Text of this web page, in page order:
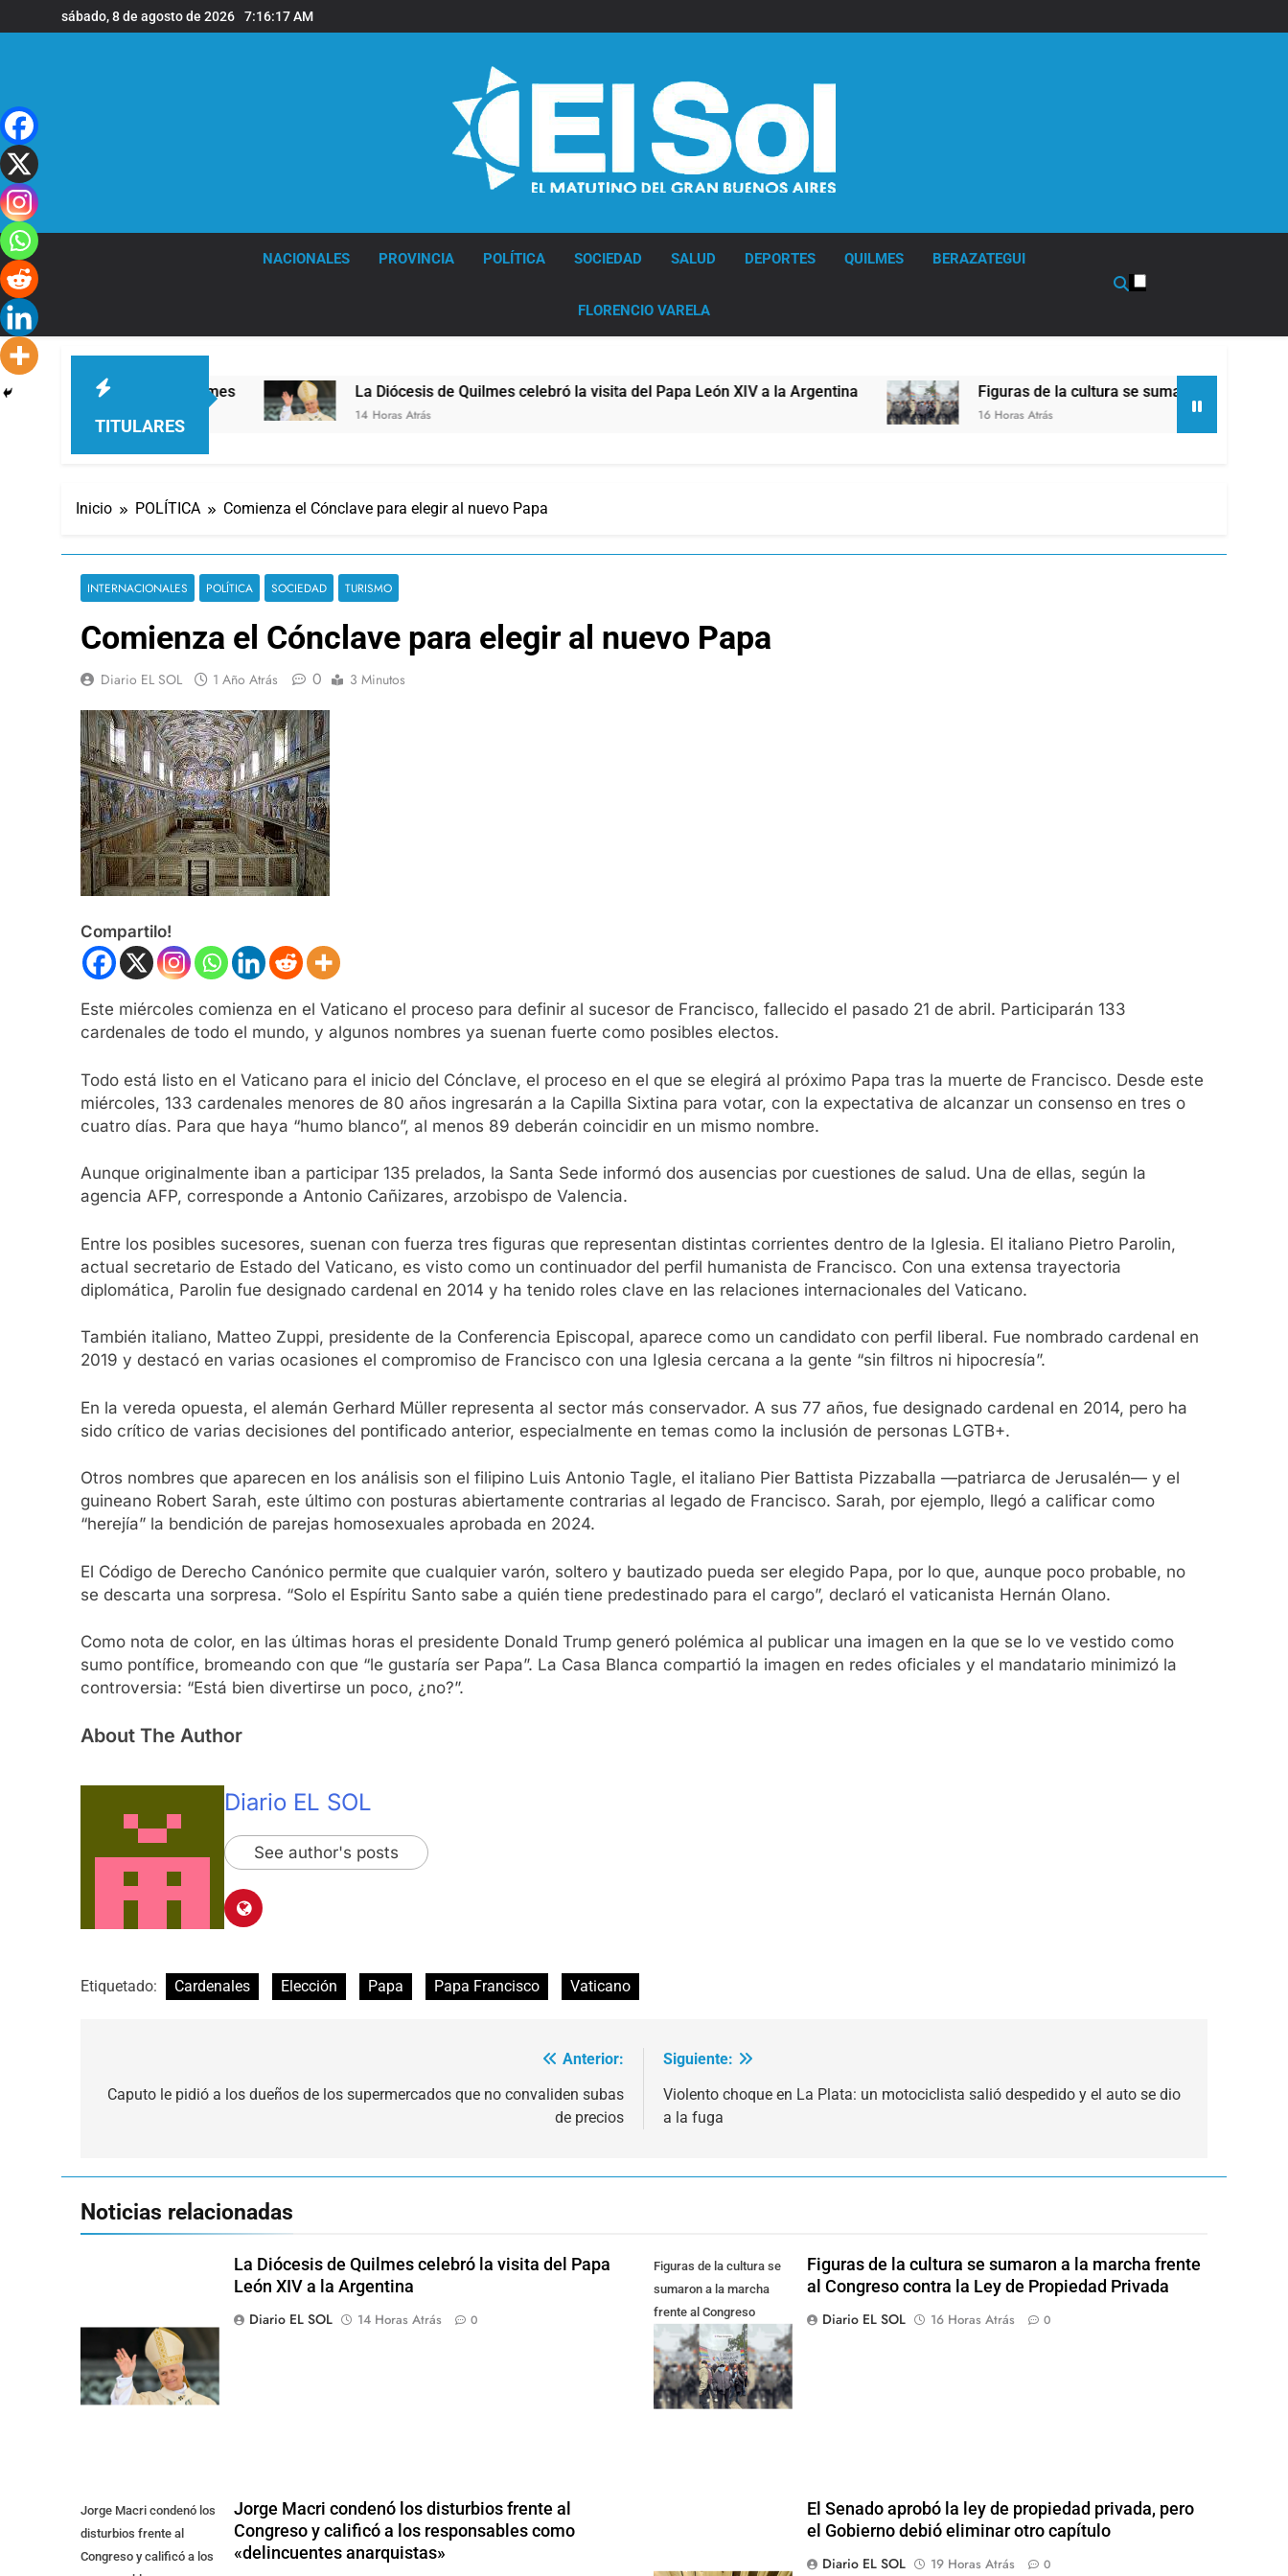
al
sábado, 8 de agosto de 2026 7:16:18 AM
NACIONALES PROVINCIA POLÍTICA SOCIEDAD SALUD DEPORTES QUILMES BERAZATEGUI
FLORENCIO VARELA
TITULARES
la sede de Quilmes La Diócesis de Quilmes celebró la visita del Papa León XIV a la Argentina
14 Horas Atrás
Figuras de la cultura se sumaron a la marcha frente al
16 Horas Atrás
Inicio POLÍTICA Comienza el Cónclave para elegir al nuevo Papa
INTERNACIONALES POLÍTICA SOCIEDAD TURISMO
Comienza el Cónclave para elegir al nuevo Papa
Diario EL SOL 1 Año Atrás 0 3 Minutos
Compartilo!
Este miércoles comienza en el Vaticano el proceso para definir al sucesor de Francisco, fallecido el pasado 21 de abril. Participarán 133
cardenales de todo el mundo, y algunos nombres ya suenan fuerte como posibles electos.
Todo está listo en el Vaticano para el inicio del Cónclave, el proceso en el que se elegirá al próximo Papa tras la muerte de Francisco. Desde este
miércoles, 133 cardenales menores de 80 años ingresarán a la Capilla Sixtina para votar, con la expectativa de alcanzar un consenso en tres o
cuatro días. Para que haya “humo blanco”, al menos 89 deberán coincidir en un mismo nombre.
Aunque originalmente iban a participar 135 prelados, la Santa Sede informó dos ausencias por cuestiones de salud. Una de ellas, según la
agencia AFP, corresponde a Antonio Cañizares, arzobispo de Valencia.
Entre los posibles sucesores, suenan con fuerza tres figuras que representan distintas corrientes dentro de la Iglesia. El italiano Pietro Parolin,
actual secretario de Estado del Vaticano, es visto como un continuador del perfil humanista de Francisco. Con una extensa trayectoria
diplomática, Parolin fue designado cardenal en 2014 y ha tenido roles clave en las relaciones internacionales del Vaticano.
También italiano, Matteo Zuppi, presidente de la Conferencia Episcopal, aparece como un candidato con perfil liberal. Fue nombrado cardenal en
2019 y destacó en varias ocasiones el compromiso de Francisco con una Iglesia cercana a la gente “sin filtros ni hipocresía”.
En la vereda opuesta, el alemán Gerhard Müller representa al sector más conservador. A sus 77 años, fue designado cardenal en 2014, pero ha
sido crítico de varias decisiones del pontificado anterior, especialmente en temas como la inclusión de personas LGTB+.
Otros nombres que aparecen en los análisis son el filipino Luis Antonio Tagle, el italiano Pier Battista Pizzaballa —patriarca de Jerusalén— y el
guineano Robert Sarah, este último con posturas abiertamente contrarias al legado de Francisco. Sarah, por ejemplo, llegó a calificar como
“herejía” la bendición de parejas homosexuales aprobada en 2024.
El Código de Derecho Canónico permite que cualquier varón, soltero y bautizado pueda ser elegido Papa, por lo que, aunque poco probable, no
se descarta una sorpresa. “Solo el Espíritu Santo sabe a quién tiene predestinado para el cargo”, declaró el vaticanista Hernán Olano.
Como nota de color, en las últimas horas el presidente Donald Trump generó polémica al publicar una imagen en la que se lo ve vestido como
sumo pontífice, bromeando con que “le gustaría ser Papa”. La Casa Blanca compartió la imagen en redes oficiales y el mandatario minimizó la
controversia: “Está bien divertirse un poco, ¿no?”.
About The Author
Diario EL SOL
See author's posts
Etiquetado: Cardenales Elección Papa Papa Francisco Vaticano
de
Anterior:
Caputo le pidió a los dueños de los supermercados que no convaliden subas
de precios
Siguiente:
Violento choque en La Plata: un motociclista salió despedido y el auto se dio
a la fuga
Noticias relacionadas
La Diócesis de Quilmes celebró la visita del Papa
León XIV a la Argentina
Diario EL SOL
14 Horas Atrás 0
Figuras de la cultura se
sumaron a la marcha
frente al Congreso
contra la Ley de
Propiedad Privada
Figuras de la cultura se sumaron a la marcha frente
al Congreso contra la Ley de Propiedad Privada
Diario EL SOL
16 Horas Atrás 0
Jorge Macri condenó los
disturbios frente al
Congreso y calificó a los
Jorge Macri condenó los disturbios frente al
Congreso y calificó a los responsables como
«delincuentes anarquistas»
El Senado aprobó la ley de propiedad privada, pero
el Gobierno debió eliminar otro capítulo
Diario EL SOL
19 Horas Atrás 0